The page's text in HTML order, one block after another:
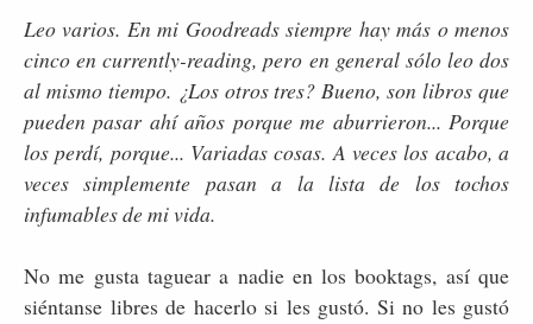
Leo varios. En mi Goodreads siempre hay más o menos
cinco en currently-reading, pero en general sólo leo dos
al mismo tiempo. ¿Los otros tres? Bueno, son libros que
pueden pasar ahí años porque me aburrieron... Porque
los perdí, porque... Variadas cosas. A veces los acabo, a
veces simplemente pasan a la lista de los tochos
infumables de mi vida.
No me gusta taguear a nadie en los booktags, así que
siéntanse libres de hacerlo si les gustó. Si no les gustó